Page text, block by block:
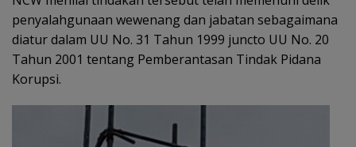
penyalahgunaan wewenang dan jabatan sebagaimana
diatur dalam UU No. 31 Tahun 1999 juncto UU No. 20
Tahun 2001 tentang Pemberantasan Tindak Pidana
Korupsi.